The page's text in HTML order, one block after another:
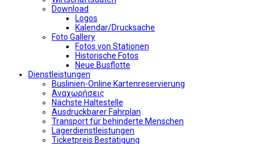
Download
Logos
Kalendar/Drucksache
Foto Gallery
Fotos von Stationen
Historische Fotos
Neue Busflotte
Dienstleistungen
Buslinien-Online Kartenreservierung
Αναχωρήσεις
Nächste Haltestelle
Αusdruckbarer Fahrplan
Transport für behinderte Menschen
Lagerdienstleistungen
Ticketpreis Bestätigung